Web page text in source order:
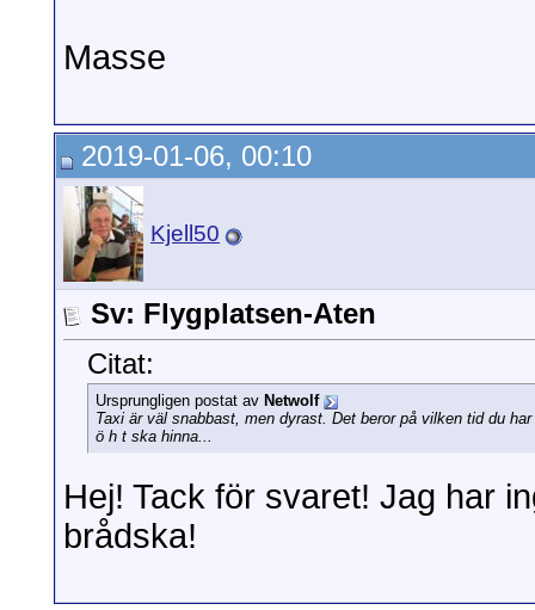
Masse
2019-01-06, 00:10
Kjell50
Sv: Flygplatsen-Aten
Citat:
Ursprungligen postat av Netwolf
Taxi är väl snabbast, men dyrast. Det beror på vilken tid du
ö h t ska hinna...
Hej! Tack för svaret! Jag har
brådska!